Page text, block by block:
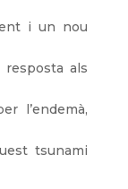
i un nou
als
l’endemà,
tsunami